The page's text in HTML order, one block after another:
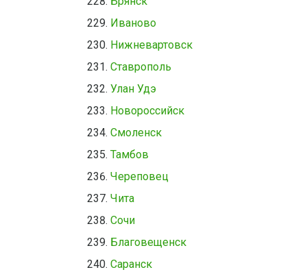
Иваново
Нижневартовск
Ставрополь
Улан Удэ
Новороссийск
Смоленск
Тамбов
Череповец
Чита
Сочи
Благовещенск
Саранск